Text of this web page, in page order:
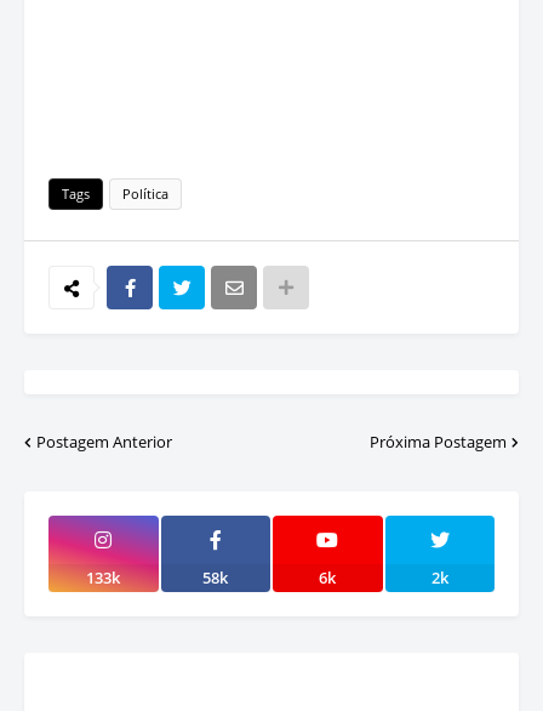
Tags Política
Postagem Anterior Próxima Postagem
133k 58k 6k 2k